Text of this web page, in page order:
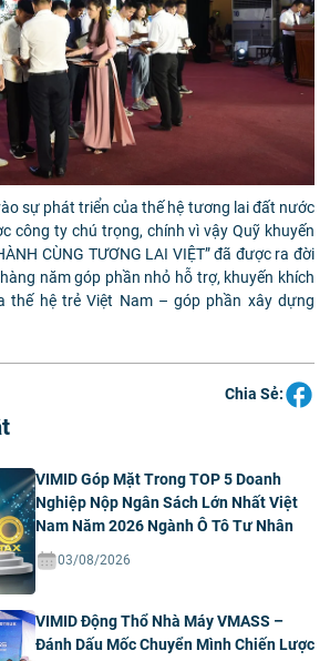
sự phát triển của thế hệ tương lai đất nước
công ty chú trọng, chính vì vậy Quỹ khuyến
CÙNG TƯƠNG LAI VIỆT” đã được ra đời
năm góp phần nhỏ hỗ trợ, khuyến khích
thế hệ trẻ Việt Nam – góp phần xây dựng
Chia Sẻ:
VIMID Góp Mặt Trong TOP 5 Doanh
Nghiệp Nộp Ngân Sách Lớn Nhất Việt
Nam Năm 2026 Ngành Ô Tô Tư Nhân
03/08/2026
VIMID Động Thổ Nhà Máy VMASS –
Đánh Dấu Mốc Chuyển Mình Chiến Lược